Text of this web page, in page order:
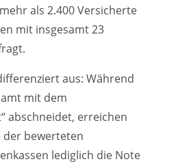
als 2.400 Versicherte
mit insgesamt 23
aus: Während
mit dem
abschneidet, erreichen
der bewerteten
lediglich die Note